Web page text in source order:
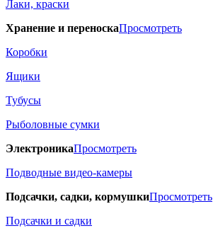
Лаки, краски
Хранение и переноскаПросмотреть
Коробки
Ящики
Тубусы
Рыболовные сумки
ЭлектроникаПросмотреть
Подводные видео-камеры
Подсачки, садки, кормушкиПросмотреть
Подсачки и садки